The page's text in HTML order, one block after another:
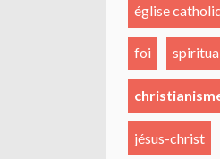
église
foi
jésus-christ